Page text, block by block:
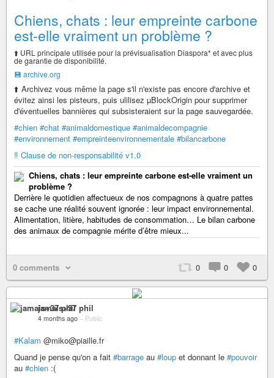
Chiens, chats : leur empreinte carbone
est-elle vraiment un problème ?
⬆️ URL principale utilisée pour la prévisualisation Diaspora* et avec plus
de garantie de disponibilité.
💾 archive.org
⬆️ Archivez vous même la page s'il n'existe pas encore d'archive et
évitez ainsi les pisteurs, puis ulilisez µBlockOrigin pour supprimer
d'éventuelles bannières qui subsisteraient sur la page sauvegardée.
#chien #chat #animaldomestique #animaldecompagnie
#environnement #empreinteenvironnementale #bilancarbone
‼️ Clause de non-responsabilité v1.0
Chiens, chats : leur empreinte carbone est-elle vraiment un
problème ?
Derrière le quotidien affectueux de nos compagnons à quatre pattes
se cache une réalité souvent ignorée : leur impact environnemental.
Alimentation, litière, habitudes de consommation… Le bilan carbone
des animaux de compagnie mérite d’être mieux...
0 comments 0 0 0
jamais+37 phil
4 months ago – Public
#Kalam @miko@piaille.fr
Quand je pense qu'on a fait #barrage au #loup et donnant le #pouvoir
au #chien :(